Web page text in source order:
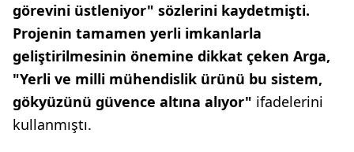
görevini üstleniyor" sözlerini kaydetmişti.
Projenin tamamen yerli imkanlarla
geliştirilmesinin önemine dikkat çeken Arga,
"Yerli ve milli mühendislik ürünü bu sistem,
gökyüzünü güvence altına alıyor" ifadelerini
kullanmıştı.